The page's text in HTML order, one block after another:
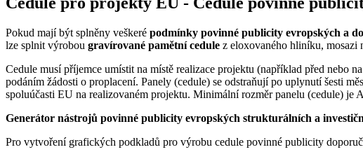
Pokud mají být splněny veškeré podmínky povinné publicity evropských a
lze splnit výrobou gravírované pamětní cedule z eloxovaného hliníku, mosazi
Cedule musí příjemce umístit na místě realizace projektu (například před nebo
podáním žádosti o proplacení. Panely (cedule) se odstraňují po uplynutí šesti
spoluúčasti EU na realizovaném projektu. Minimální rozměr panelu (cedule) je
Generátor nástrojů povinné publicity evropských strukturálních a
Pro vytvoření grafických podkladů pro výrobu cedule povinné publicity